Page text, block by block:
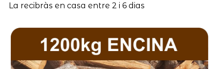
La recibràs en casa entre 2 i 6 dias